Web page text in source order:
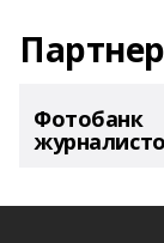
Фотобанк